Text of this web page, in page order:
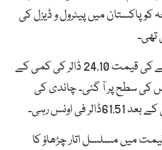
کو پاکستان میں پیٹرول و ڈیزل کی
عالمی مارکیٹ میں سونے کی قیمت 24.10 ڈالر کی کمی کے
فی اونس کی سطح پر آ گئی۔ چاندی کی
میں مسلسل اتار چڑھاؤ کا